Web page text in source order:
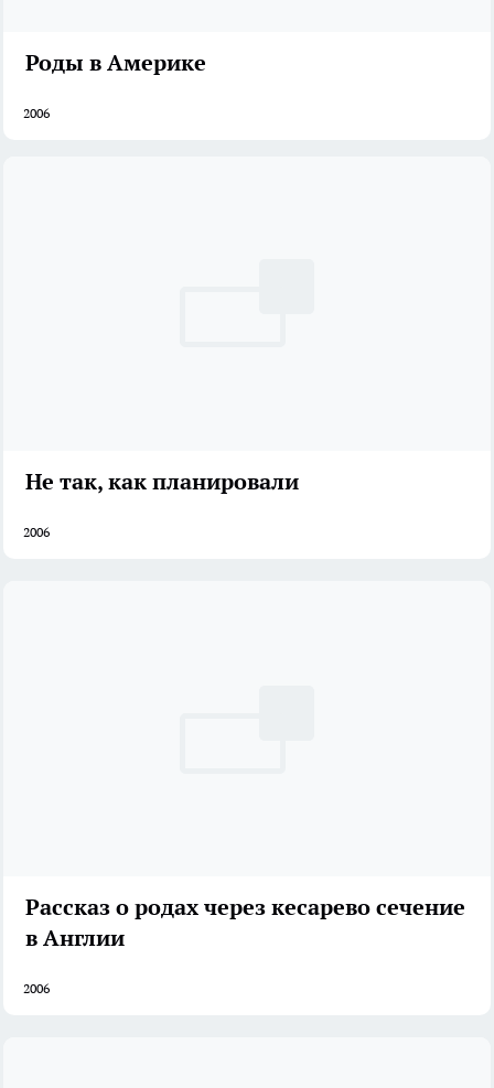
Роды в Америке
2006
Не так, как планировали
2006
Рассказ о родах через кесарево сечение
в Англии
2006